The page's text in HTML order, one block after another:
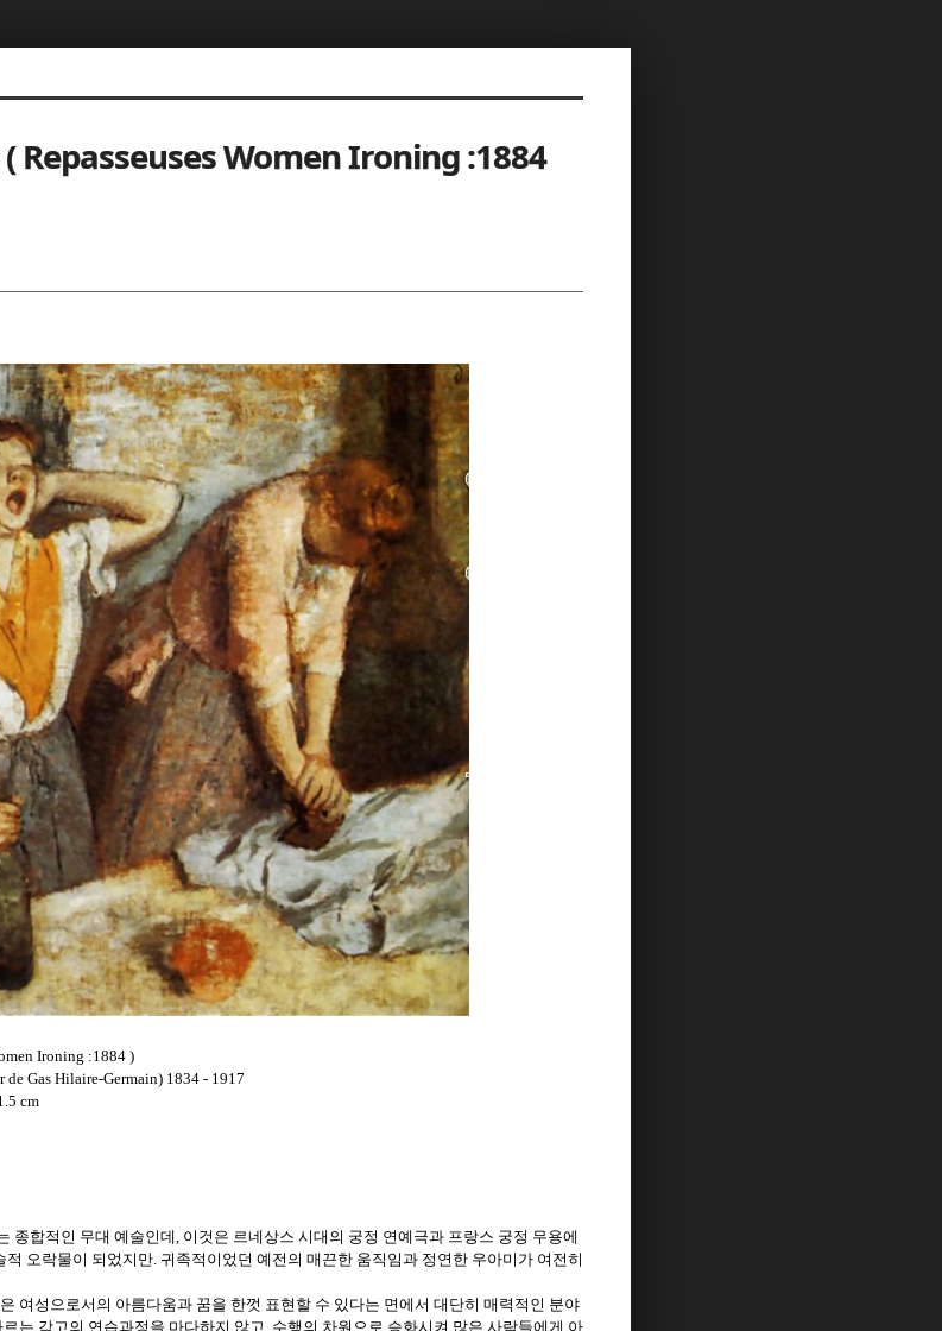
Repasseuses Women Ironing :1884
Ironing :1884 )
de Gas Hilaire-Germain) 1834 - 1917
cm
종합적인 무대 예술인데, 이것은 르네상스 시대의 궁정 연예극과 프랑스 궁정 무용에
적 오락물이 되었지만. 귀족적이었던 예전의 매끈한 움직임과 정연한 우아미가 여전히
여성으로서의 아름다움과 꿈을 한껏 표현할 수 있다는 면에서 대단히 매력적인 분야
는 각고의 연습과정을 마다하지 않고, 수행의 차원으로 승화시켜 많은 사람들에게 아
5
5
5
5